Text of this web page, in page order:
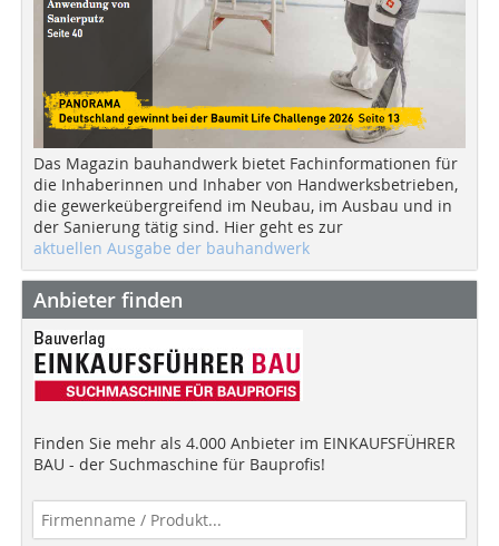
Das Magazin bauhandwerk bietet Fachinformationen für
die Inhaberinnen und Inhaber von Handwerksbetrieben,
die gewerkeübergreifend im Neubau, im Ausbau und in
der Sanierung tätig sind. Hier geht es zur
aktuellen Ausgabe der bauhandwerk
Anbieter finden
Finden Sie mehr als 4.000 Anbieter im EINKAUFSFÜHRER
BAU - der Suchmaschine für Bauprofis!